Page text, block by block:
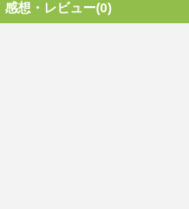
感想・レビュー(0)